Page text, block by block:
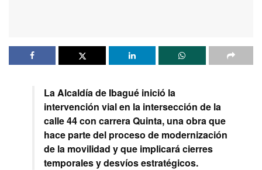
La Alcaldía de Ibagué inició la
intervención vial en la intersección de la
calle 44 con carrera Quinta, una obra que
hace parte del proceso de modernización
de la movilidad y que implicará cierres
temporales y desvíos estratégicos.